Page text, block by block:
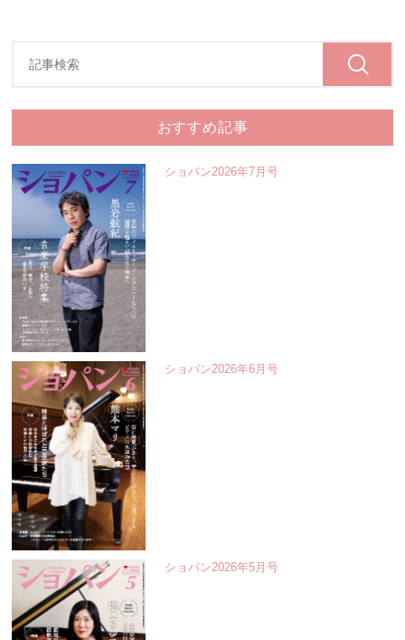
おすすめ記事
ショパン2026年7月号
ショパン2026年6月号
ショパン2026年5月号